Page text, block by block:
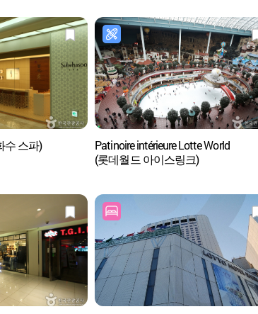
수 스파)
Patinoire intérieure Lotte World
(롯데월드 아이스링크)